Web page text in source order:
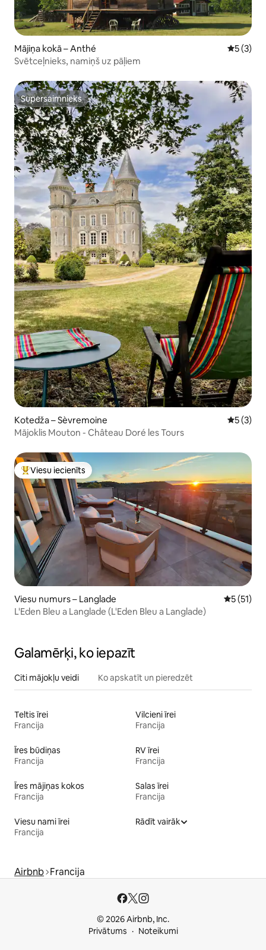
Mājiņa kokā – Anthé Vidējais
5 (3)
Svētceļnieks, namiņš uz pāļiem
Supersaimnieks
Supersaimnieks
Kotedža – Sèvremoine Vidējais
5 (3)
Mājoklis Mouton - Château Doré les Tours
Populārs viesu iecienīts mājoklis
Viesu iecienīts
Viesu numurs – Langlade Vidējais
5 (51)
L'Eden Bleu a Langlade (L'Eden Bleu a Langlade)
Galamērķi, ko iepazīt
Citi mājokļu veidi Ko apskatīt un pieredzēt
Teltis īrei
Francija
Vilcieni īrei
Francija
Īres būdiņas
Francija
RV īrei
Francija
Īres mājiņas kokos
Francija
Salas īrei
Francija
Viesu nami īrei
Francija
Rādīt vairāk
Airbnb Francija
© 2026 Airbnb, Inc.
Privātums
Noteikumi